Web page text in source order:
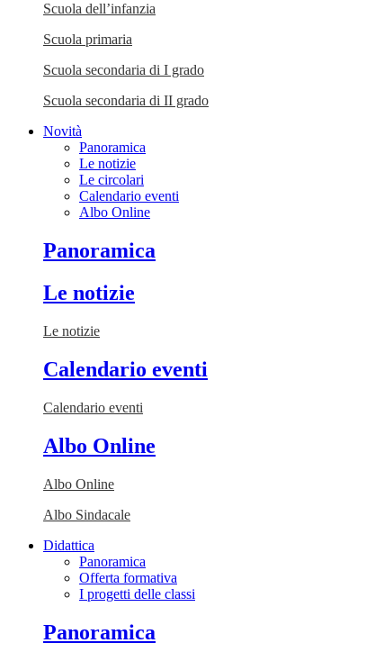
Scuola dell’infanzia
Scuola primaria
Scuola secondaria di I grado
Scuola secondaria di II grado
Novità
Panoramica
Le notizie
Le circolari
Calendario eventi
Albo Online
Panoramica
Le notizie
Le notizie
Calendario eventi
Calendario eventi
Albo Online
Albo Online
Albo Sindacale
Didattica
Panoramica
Offerta formativa
I progetti delle classi
Panoramica